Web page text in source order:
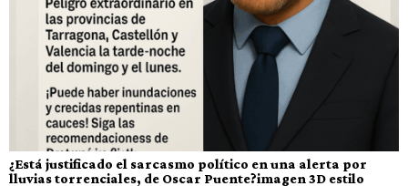
¿Está justificado el sarcasmo político en una alerta por
lluvias torrenciales, de Oscar Puente?imagen 3D estilo